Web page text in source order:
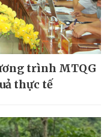
trình MTQG
thực tế